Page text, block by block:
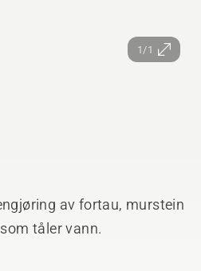
1/1
av fortau, murstein
tåler vann.